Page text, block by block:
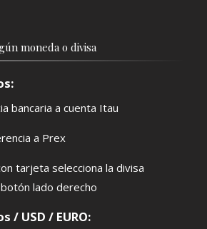
moneda o divisa
bancaria a cuenta Itau
a Prex
tarjeta selecciona la divisa
lado derecho
/ USD / EURO: